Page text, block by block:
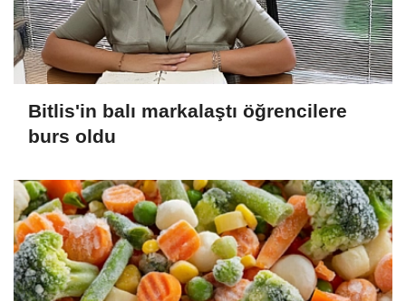
Bitlis'in balı markalaştı öğrencilere
burs oldu